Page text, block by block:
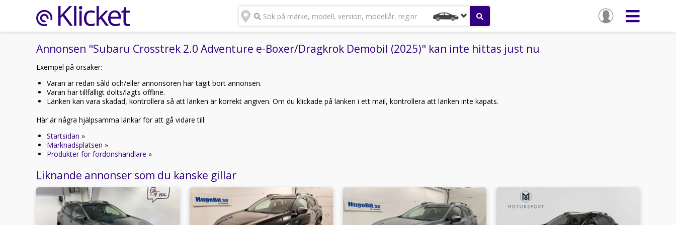
Sök på märke, modell, version, modellår, reg.nr
Annonsen "Subaru Crosstrek 2.0 Adventure e-Boxer/Dragkrok Demobil (2025)" kan inte hittas just nu
Exempel på orsaker:
Varan är redan såld och/eller annonsören har tagit bort annonsen.
Varan har tillfälligt dolts/lagts offline.
Länken kan vara skadad, kontrollera så att länken är korrekt angiven. Om du klickade på länken i ett mail, kontrollera att länken inte kapats.
Här är några hjälpsamma länkar för att gå vidare till:
Startsidan »
Marknadsplatsen »
Produkter för fordonshandlare »
Liknande annonser som du kanske gillar